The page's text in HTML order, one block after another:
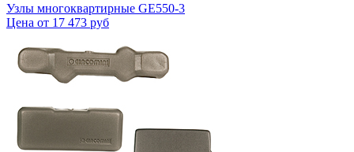
Узлы многоквартирные GE550-3
Цена от 17 473 руб